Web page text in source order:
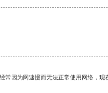
因为网速慢而无法正常使用网络，现